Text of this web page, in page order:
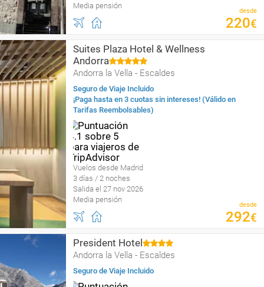
Media pensión
desde
220€
Suites Plaza Hotel & Wellness
Andorra
Andorra la Vella - Escaldes
Seguro de Viaje Incluido
¡Paga hasta en 3 cuotas sin intereses! (Válido en
Tarifas Reembolsables)
Vuelos desde Madrid
3 días / 2 noches
Salida el 27 nov 2026
Media pensión
desde
292€
President Hotel
Andorra la Vella - Escaldes
Seguro de Viaje Incluido